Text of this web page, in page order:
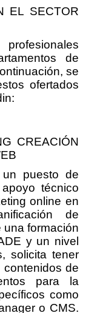
EL SECTOR
de
se
ofertados
CREACIÓN
puesto de
técnico
online en
de
una formación
y un nivel
solicita tener
de
para la
como
o CMS.